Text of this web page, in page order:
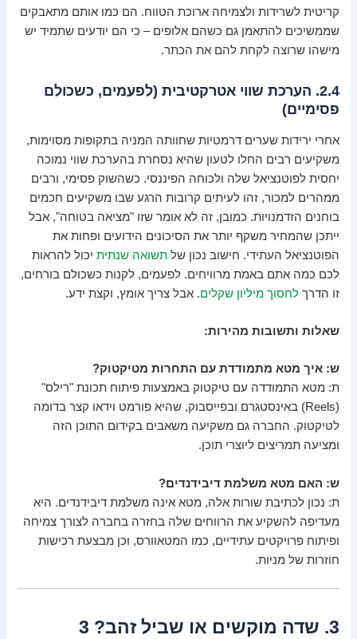
קריטית לשרידות ולצמיחה ארוכת הטווח. הם כמו אותם מתאבקים
שממשיכים להתאמן גם כשהם אלופים – כי הם יודעים שתמיד יש
מישהו שרוצה לקחת להם את הכתר.
2.4. הערכת שווי אטרקטיבית (לפעמים, כשכולם
פסימיים)
אחרי ירידות שערים דרמטיות שחוותה המניה בתקופות מסוימות,
משקיעים רבים החלו לטעון שהיא נסחרת בהערכת שווי נמוכה
יחסית לפוטנציאל שלה ולכוחה הפיננסי. כשהשוק פסימי, ורבים
ממהרים למכור, זהו לעיתים קרובות הרגע שבו משקיעים חכמים
בוחנים הזדמנויות. כמובן, זה לא אומר שזו "מציאה בטוחה", אבל
ייתכן שהמחיר משקף יותר את הסיכונים הידועים ופחות את
הפוטנציאל העתידי. חישוב נכון שלתשואה שנתית יכול להראות
לכם כמה אתם באמת מרוויחים. לפעמים, לקנות כשכולם בורחים,
זו הדרךלחסוך מיליון שקלים. אבל צריך אומץ, וקצת ידע.
שאלות ותשובות מהירות:
ש: איך מטא מתמודדת עם התחרות מטיקטוק?
ת: מטא התמודדה עם טיקטוק באמצעות פיתוח תכונת "רילס"
(Reels) באינסטגרם ובפייסבוק, שהיא פורמט וידאו קצר בדומה
לטיקטוק. החברה גם משקיעה משאבים בקידום התוכן הזה
ומציעה תמריצים ליוצרי תוכן.
ש: האם מטא משלמת דיבידנדים?
ת: נכון לכתיבת שורות אלה, מטא אינה משלמת דיבידנדים. היא
מעדיפה להשקיע את הרווחים שלה בחזרה בחברה לצורך צמיחה
ופיתוח פרויקטים עתידיים, כמו המטאוורס, וכן מבצעת רכישות
חוזרות של מניות.
3. שדה מוקשים או שביל זהב? 3